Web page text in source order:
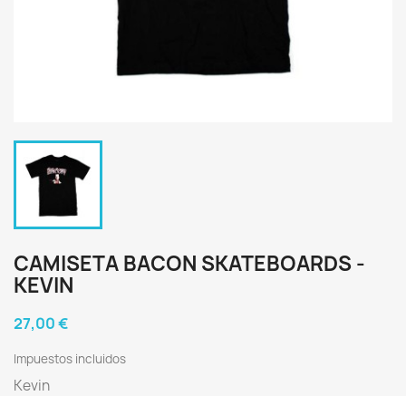
CAMISETA BACON SKATEBOARDS -
KEVIN
27,00 €
Impuestos incluidos
Kevin